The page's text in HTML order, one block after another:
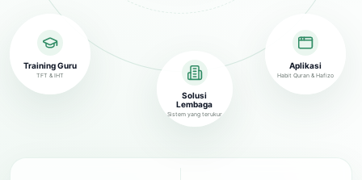
Training Guru
TFT & IHT
Solusi
Lembaga
Sistem yang terukur
Aplikasi
Habit Quran & Hafizo